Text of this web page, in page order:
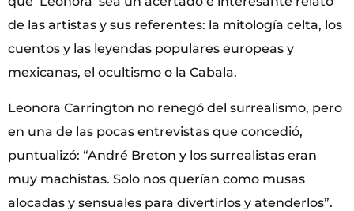
de las artistas y sus referentes: la mitología celta, los
cuentos y las leyendas populares europeas y
mexicanas, el ocultismo o la Cabala.
Leonora Carrington no renegó del surrealismo, pero
en una de las pocas entrevistas que concedió,
puntualizó: “André Breton y los surrealistas eran
muy machistas. Solo nos querían como musas
alocadas y sensuales para divertirlos y atenderlos”.